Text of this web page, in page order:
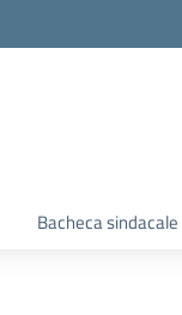
Bacheca sindacale